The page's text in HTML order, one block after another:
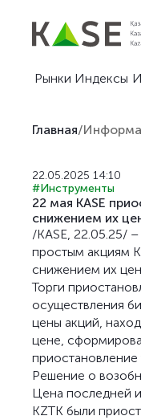
Рынки Индексы
Главная/
22.05.2025 14:10
#Инструменты
22 мая KASE
снижением их
/KASE, 22.05.25/
простым акциям
снижением их
Торги
осуществления
цены акций,
цене,
приостановление
Решение о
Цена последней
KZTK были